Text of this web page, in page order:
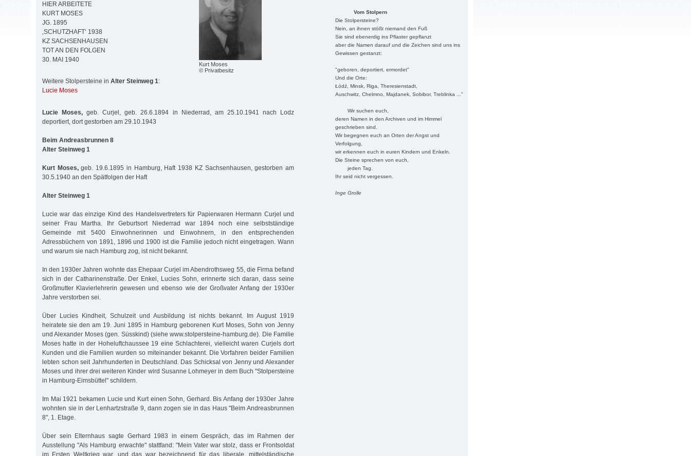
Vom Stolpern
Die Stolpersteine?
Nein, an ihnen stößt niemand den Fuß
Sie sind ebenerdig ins Pflaster gepflanzt
aber die Namen darauf und die Zeichen sind uns ins
Gewissen gestanzt:
"geboren, deportiert, ermordet"
Und die Orte:
Łódź, Minsk, Riga, Theresienstadt,
Auschwitz, Chelmno, Majdanek, Sobibor, Treblinka ..."
Wir suchen euch,
deren Namen in den Archiven und im Himmel
geschrieben sind.
Wir begegnen euch an Orten der Angst und
Verfolgung,
wir erkennen euch in euren Kindern und Enkeln.
Die Steine sprechen von euch,
jeden Tag.
Ihr seid nicht vergessen.
Inge Grolle
Kurt Moses
© Privatbesitz
HIER ARBEITETE
KURT MOSES
JG. 1895
‚SCHUTZHAFT‘ 1938
KZ SACHSENHAUSEN
TOT AN DEN FOLGEN
30. MAI 1940
Weitere Stolpersteine in Alter Steinweg 1:
Lucie Moses
Lucie Moses, geb. Curjel, geb. 26.6.1894 in Niederrad, am 25.10.1941 nach Lodz
deportiert, dort gestorben am 29.10.1943
Beim Andreasbrunnen 8
Alter Steinweg 1
Kurt Moses,geb. 19.6.1895 in Hamburg, Haft 1938 KZ Sachsenhausen, gestorben am
30.5.1940 an den Spätfolgen der Haft
Alter Steinweg 1
Lucie war das einzige Kind des Handelsvertreters für Papierwaren Hermann Curjel und
seiner Frau Martha. Ihr Geburtsort Niederrad war 1894 noch eine selbstständige
Gemeinde mit 5400 Einwohnerinnen und Einwohnern, in den entsprechenden
Adressbüchern von 1891, 1896 und 1900 ist die Familie jedoch nicht eingetragen. Wann
und warum sie nach Ham­burg zog, ist nicht bekannt.
In den 1930er Jahren wohnte das Ehepaar Curjel im Abendrothsweg 55, die Firma befand
sich in der Catharinenstraße. Der Enkel, Lucies Sohn, erinnerte sich daran, dass seine
Groß­mut­ter Klavierlehrerin gewesen und ebenso wie der Großvater Anfang der 1930er
Jahre verstorben sei.
Über Lucies Kindheit, Schulzeit und Ausbildung ist nichts bekannt. Im August 1919
heiratete sie den am 19. Juni 1895 in Hamburg geborenen Kurt Moses, Sohn von Jenny
und Alexander Moses (gen. Süsskind) (siehe www.stolpersteine-hamburg.de). Die Familie
Moses hatte in der Hoheluftchaussee 19 eine Schlachterei, vielleicht waren Curjels dort
Kunden und die Familien wurden so miteinander bekannt. Die Vorfahren beider Familien
lebten schon seit Jahrhunderten in Deutschland. Das Schicksal von Jenny und Alexander
Moses und ihrer drei weiteren Kinder wird Susanne Lohmeyer in dem Buch "Stolpersteine
in Hamburg-Eimsbüttel" schildern.
Im Mai 1921 bekamen Lucie und Kurt einen Sohn, Gerhard. Bis Anfang der 1930er Jahre
wohnten sie in der Lenhartzstraße 9, dann zogen sie in das Haus "Beim Andreasbrunnen
8", 1. Etage.
Über sein Elternhaus sagte Gerhard 1983 in einem Gespräch, das im Rahmen der
Ausstellung "Als Hamburg erwachte" stattfand: "Mein Vater war stolz, dass er Frontsoldat
im Ersten Weltkrieg war, und das war bezeichnend für das liberale, mittelständische